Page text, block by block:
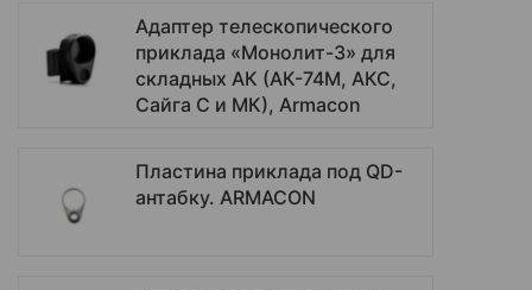
Адаптер телескопического
приклада «Монолит-3» для
складных АК (АК-74М, АКС,
Сайга С и МК), Armacon
Пластина приклада под QD-
антабку. ARMACON